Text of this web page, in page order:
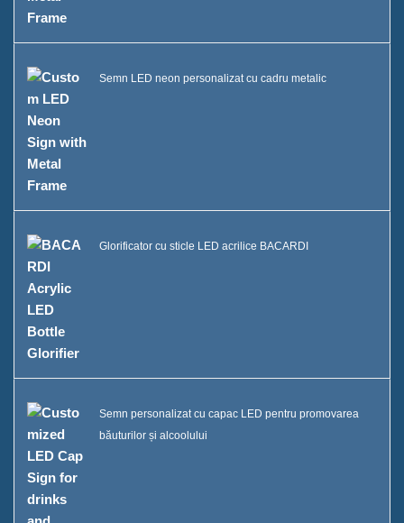
Semn LED neon personalizat cu cadru metalic
Glorificator cu sticle LED acrilice BACARDI
Semn personalizat cu capac LED pentru promovarea
băuturilor și alcoolului